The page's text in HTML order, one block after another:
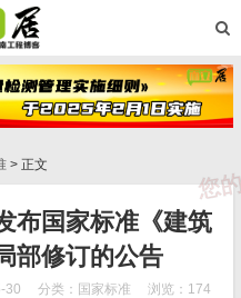
> 正文
布国家标准《建筑
部修订的公告
30 分类： 国家标准
浏览：174